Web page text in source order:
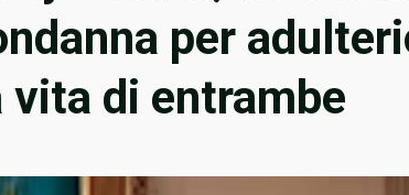
per
di entrambe